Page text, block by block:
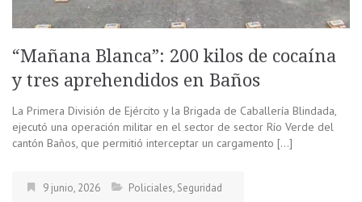
“Mañana Blanca”: 200 kilos de cocaína
y tres aprehendidos en Baños
La Primera División de Ejército y la Brigada de Caballería Blindada,
ejecutó una operación militar en el sector de sector Río Verde del
cantón Baños, que permitió interceptar un cargamento […]
9 junio, 2026 Policiales, Seguridad